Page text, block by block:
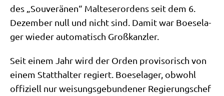
des „Sou­ve­rä­nen“ Mal­te­ser­or­dens seit dem 6.
Dezem­ber null und nicht sind. Damit war Boe­se­la­
ger wie­der auto­ma­tisch Großkanzler.
Seit einem Jahr wird der Orden pro­vi­so­risch von
einem Statt­hal­ter regiert. Boe­se­la­ger, obwohl
offi­zi­ell nur wei­sungs­ge­bun­de­ner Regie­rungs­chef